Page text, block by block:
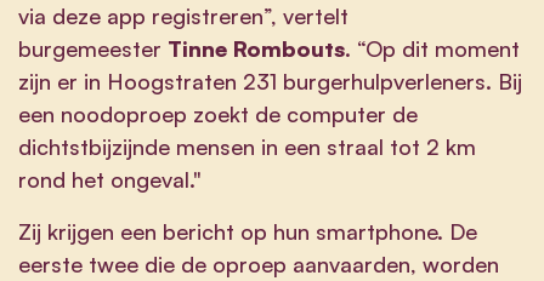
via deze app registreren”, vertelt
burgemeester Tinne Rombouts. “Op dit moment
zijn er in Hoogstraten 231 burgerhulpverleners. Bij
een noodoproep zoekt de computer de
dichtstbijzijnde mensen in een straal tot 2 km
rond het ongeval."
Zij krijgen een bericht op hun smartphone. De
eerste twee die de oproep aanvaarden, worden